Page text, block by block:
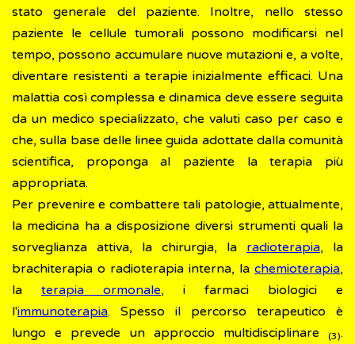
stato generale del paziente. Inoltre, nello stesso
paziente le cellule tumorali possono modificarsi nel
tempo, possono accumulare nuove mutazioni e, a volte,
diventare resistenti a terapie inizialmente efficaci. Una
malattia così complessa e dinamica deve essere seguita
da un medico specializzato, che valuti caso per caso e
che, sulla base delle linee guida adottate dalla comunità
scientifica, proponga al paziente la terapia più
appropriata.
Per prevenire e combattere tali patologie, attualmente,
la medicina ha a disposizione diversi strumenti quali la
sorveglianza attiva, la chirurgia, la radioterapia, la
brachiterapia o radioterapia interna, la chemioterapia,
la terapia ormonale, i farmaci biologici e
l'immunoterapia. Spesso il percorso terapeutico è
lungo e prevede un approccio multidisciplinare
(3).